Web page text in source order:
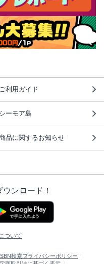
ご利用ガイド
シーモア島
品に関するお知らせ
ンロード！
ついて
検索プライバシーポリシー